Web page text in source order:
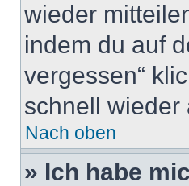
wieder
indem du auf
vergessen“
schnell wieder
Nach oben
» Ich habe